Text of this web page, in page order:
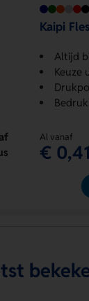
Kaipi
Altijd
Keuze
Al vanaf
€ 0,41